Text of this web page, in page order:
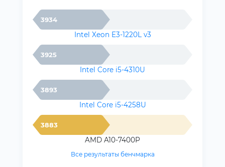
3934
Intel Xeon E3-1220L v3
3925
Intel Core i5-4310U
3893
Intel Core i5-4258U
3883
AMD A10-7400P
Все результаты бенчмарка